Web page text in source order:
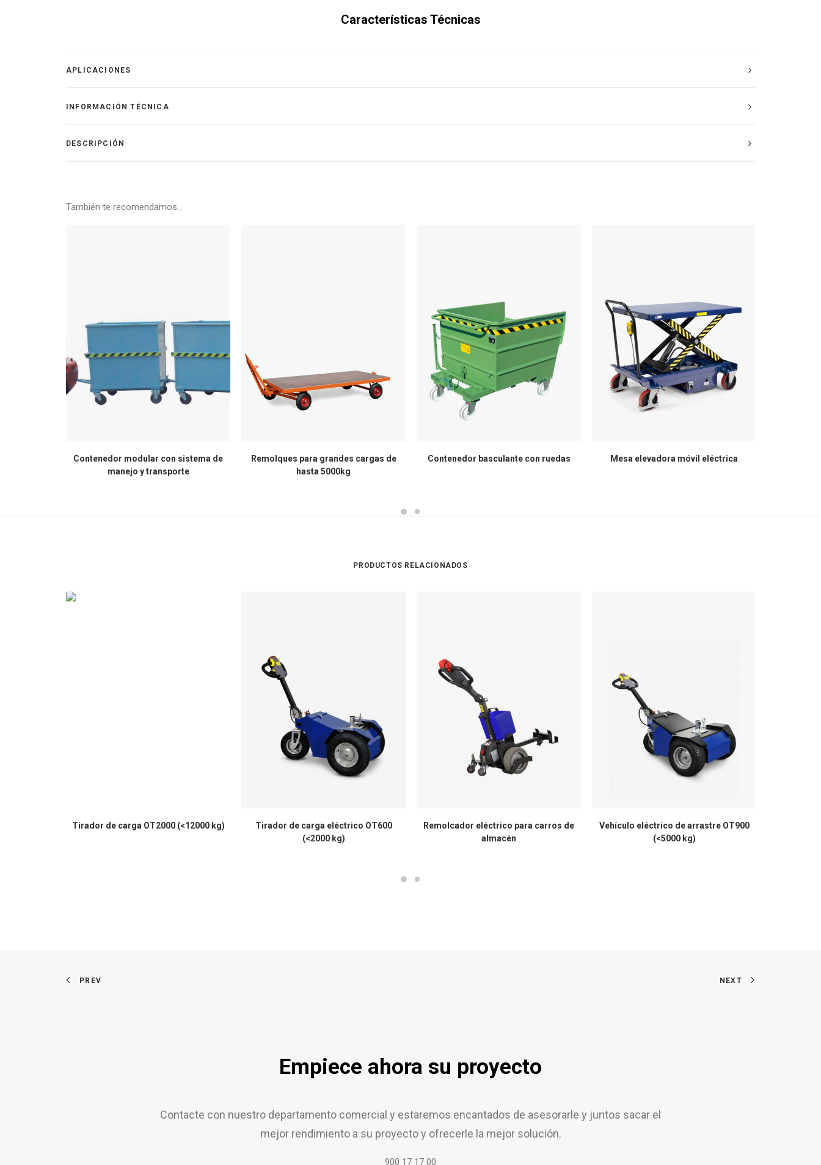
Características Técnicas
APLICACIONES
INFORMACIÓN TÉCNICA
DESCRIPCIÓN
También te recomendamos…
Contenedor modular con sistema de
manejo y transporte
Remolques para grandes cargas de
hasta 5000kg
Contenedor basculante con ruedas Mesa elevadora móvil eléctrica
PRODUCTOS RELACIONADOS
Tirador de carga OT2000 (<12000 kg)
Tirador de carga eléctrico OT600
(<2000 kg)
Remolcador eléctrico para carros de
almacén
Vehículo eléctrico de arrastre OT900
(<5000 kg)
PREV NEXT
Empiece ahora su proyecto
Contacte con nuestro departamento comercial y estaremos encantados de asesorarle y juntos sacar el
mejor rendimiento a su proyecto y ofrecerle la mejor solución.
900 17 17 00